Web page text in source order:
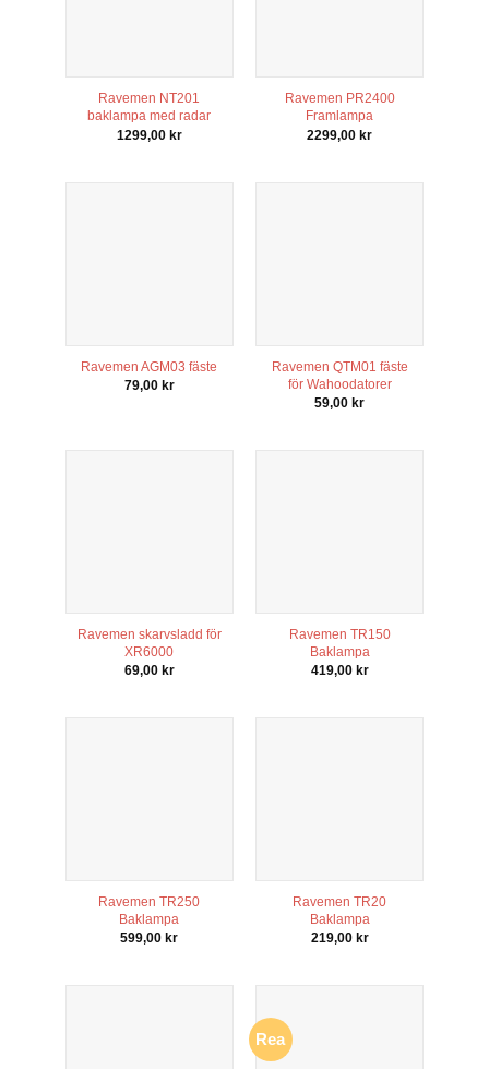
Ravemen NT201
baklampa med radar
1299,00 kr
Ravemen PR2400
Framlampa
2299,00kr
Ravemen AGM03 fäste
79,00 kr
Ravemen QTM01 fäste
för Wahoodatorer
59,00kr
Ravemen skarvsladd för
XR6000
69,00 kr
Ravemen TR150
Baklampa
419,00 kr
Ravemen TR250
Baklampa
599,00 kr
Ravemen TR20
Baklampa
219,00 kr
Rea